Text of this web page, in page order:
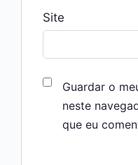
Site
Guardar o
neste
que eu